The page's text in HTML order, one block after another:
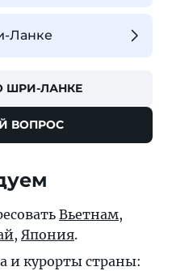
Ланке
ШРИ-ЛАНКЕ
ВОПРОС
Вьетнам,
, Япония.
и курорты страны: